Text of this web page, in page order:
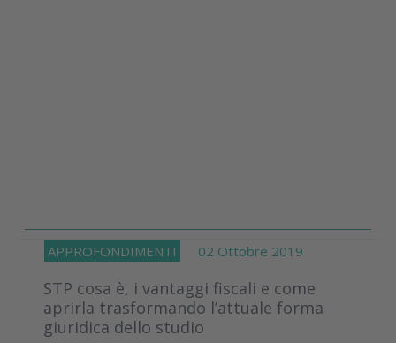
APPROFONDIMENTI 02 Ottobre 2019
STP cosa è, i vantaggi fiscali e come
aprirla trasformando l’attuale forma
giuridica dello studio